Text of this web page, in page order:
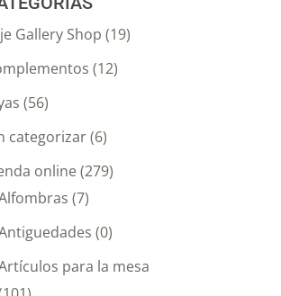
Gallery Shop (19)
(12)
(56)
categorizar(6)
online(279)
(7)
(0)
para la mesa